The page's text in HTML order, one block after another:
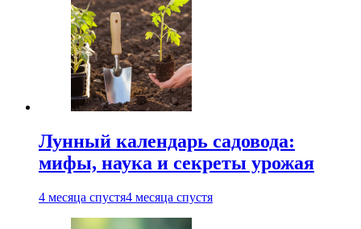
Лунный календарь садовода:
мифы, наука и секреты урожая
4 месяца спустя4 месяца спустя